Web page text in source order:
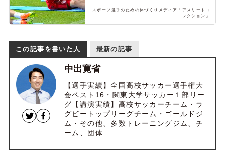
スポーツ選手のための体づくりメディア「アスリートコ
レクション」
この記事を書いた人 最新の記事
中出寛省
【選手実績】全国高校サッカー選手権大
会ベスト16・関東大学サッカー１部リー
グ【講演実績】高校サッカーチーム・ラ
グビートップリーグチーム・ゴールドジ
ム・その他、多数トレーニングジム、チ
ーム、団体